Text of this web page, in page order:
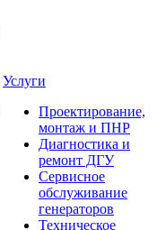
Услуги
Проектирование,
монтаж и ПНР
Диагностика и
ремонт ДГУ
Сервисное
обслуживание
генераторов
Техническое